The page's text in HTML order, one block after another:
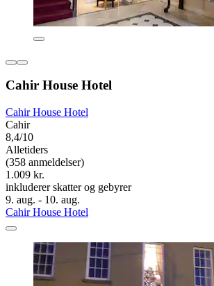
Cahir House Hotel
Cahir House Hotel
Cahir
8,4/10
Alletiders
(358 anmeldelser)
1.009 kr.
inkluderer skatter og gebyrer
9. aug. - 10. aug.
Cahir House Hotel